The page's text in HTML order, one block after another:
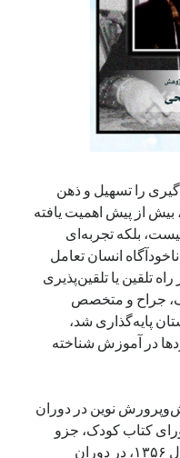
را تسهیل و ذهن
بیش از پیش اهمیت یافته
بلکه تجربه‌ای
انسان تعامل
تلقین یا تلقین‌پذیری
جراح و متخصص
پایه‌گذاری شد،
در آموزش شناخته
نوین در دوران
کتاب کودک، جزو
معدود دبیرانی بود که موفق شد سال ۱۳۵۶، در دوران